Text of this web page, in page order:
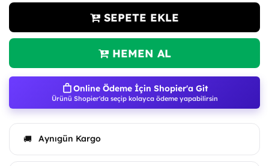
SEPETE EKLE
HEMEN AL
Online Ödeme İçin Shopier'a Git
Ürünü Shopier'da seçip kolayca ödeme yapabilirsin
🚚 Aynıgün Kargo